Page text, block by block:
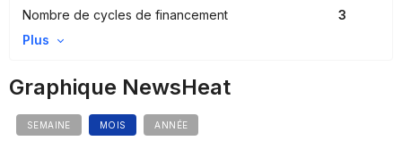
Nombre de cycles de financement
3
Plus
Graphique NewsHeat
SEMAINE MOIS ANNÉE